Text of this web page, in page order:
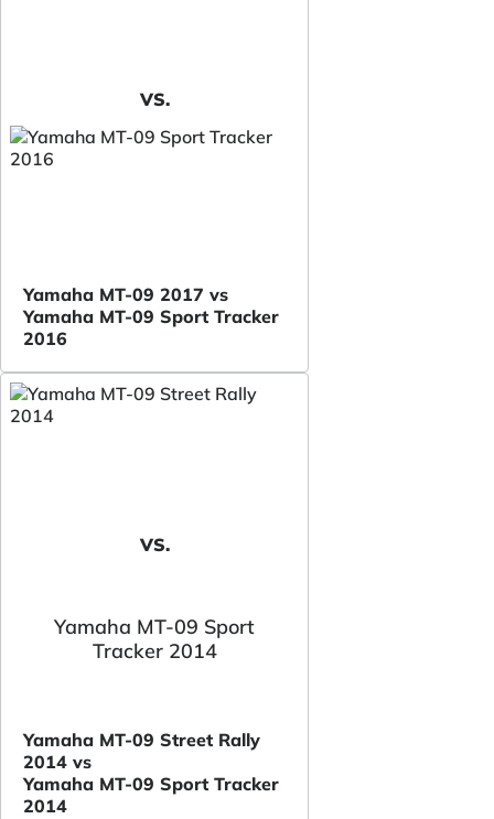
VS.
Yamaha MT-09 2017 vs
Yamaha MT-09 Sport Tracker
2016
VS.
Yamaha MT-09 Sport
Tracker 2014
Yamaha MT-09 Street Rally
2014 vs
Yamaha MT-09 Sport Tracker
2014